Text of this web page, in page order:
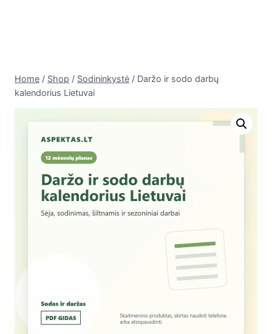
Home / Shop / Sodininkystė / Daržo ir sodo darbų
kalendorius Lietuvai